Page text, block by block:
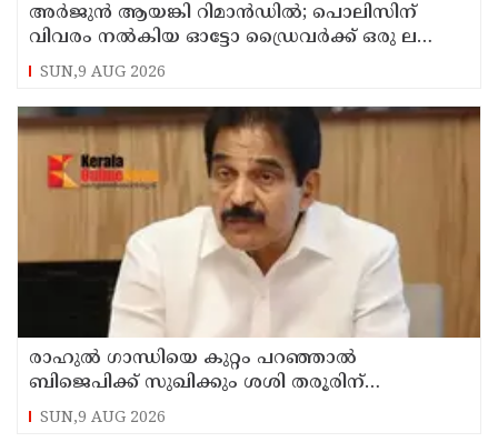
അര്‍ജുന്‍ ആയങ്കി റിമാന്‍ഡില്‍; പൊലിസിന്
വിവരം നൽകിയ ഓട്ടോ ഡ്രൈവർക്ക് ഒരു ലക്ഷം
പാരിതോഷികം നൽകുമെന്ന് മന്ത്രി
SUN,9 AUG 2026
രാഹുല്‍ ഗാന്ധിയെ കുറ്റം പറഞ്ഞാല്‍
ബിജെപിക്ക് സുഖിക്കും ശശി തരൂരിന്
മറുപടിയുമായി കെ സി വേണുഗോപാല്‍
SUN,9 AUG 2026